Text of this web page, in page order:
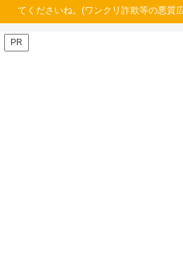
てくださいね。(ワンクリ詐欺等の悪質
PR